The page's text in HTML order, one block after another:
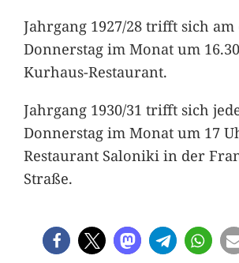
Jahrgang 1927/28 trifft sich am
Donnerstag im Monat um
Kurhaus-Restaurant.
Jahrgang 1930/31 trifft sich
Donnerstag im Monat um 17
Restaurant Saloniki in der
Straße.